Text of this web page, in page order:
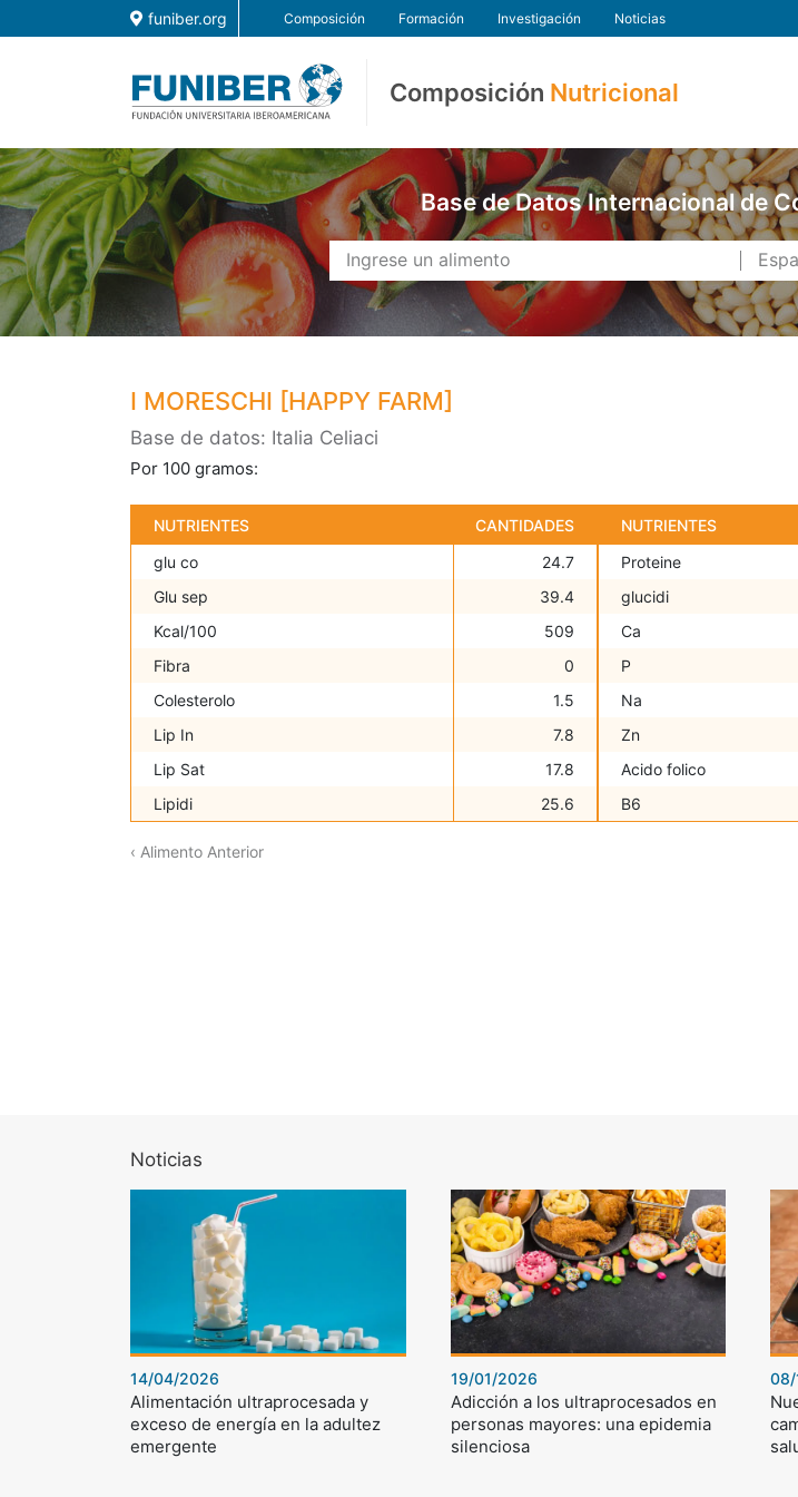
funiber.org Composición Formación Investigación Noticias
Composición Nutricional
Base de Datos Internacional de
I MORESCHI [HAPPY FARM]
Base de datos: Italia Celiaci
Por 100 gramos:
NUTRIENTES
CANTIDADES
glu co
24.7
Glu sep
39.4
Kcal/100
509
Fibra
0
Colesterolo
1.5
Lip In
7.8
Lip Sat
17.8
Lipidi
25.6
NUTRIENTES
Proteine
glucidi
Ca
P
Na
Zn
Acido folico
B6
‹ Alimento Anterior
Noticias
14/04/2026
Alimentación ultraprocesada y
exceso de energía en la adultez
emergente
19/01/2026
Adicción a los ultraprocesados en
personas mayores: una epidemia
silenciosa
08/